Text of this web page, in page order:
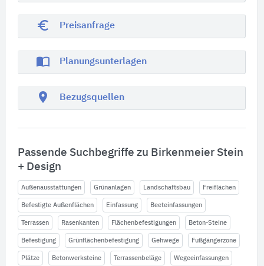
euro_symbol Preisanfrage
import_contacts Planungsunterlagen
location_on Bezugsquellen
Passende Suchbegriffe zu Birkenmeier Stein
+ Design
Außenausstattungen Grünanlagen Landschaftsbau Freiflächen
Befestigte Außenflächen Einfassung Beeteinfassungen
Terrassen Rasenkanten Flächenbefestigungen Beton-Steine
Befestigung Grünflächenbefestigung Gehwege Fußgängerzone
Plätze Betonwerksteine Terrassenbeläge Wegeeinfassungen